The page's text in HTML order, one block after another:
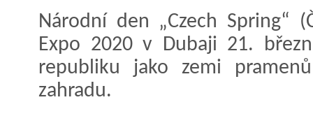
Národní den „Czech Spring“
Expo 2020 v Dubaji 21.
republiku jako zemi
zahradu.